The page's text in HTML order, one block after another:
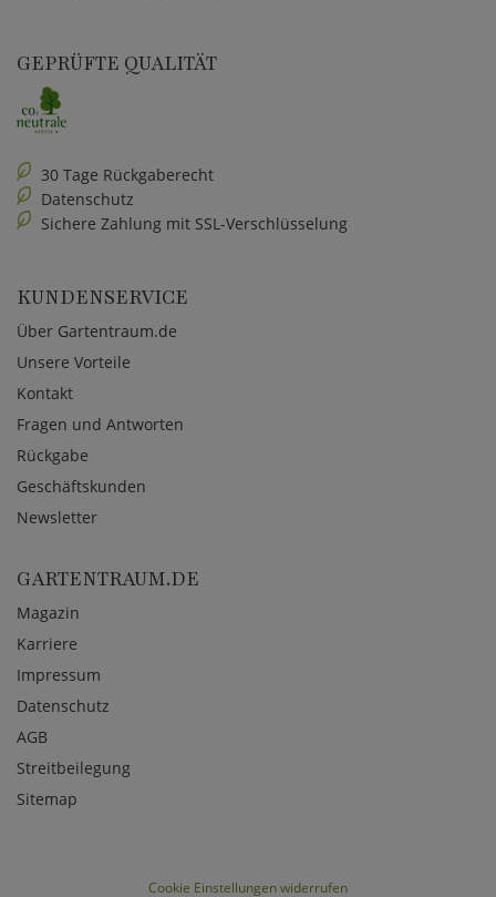
GEPRÜFTE QUALITÄT
30 Tage Rückgaberecht
Datenschutz
Sichere Zahlung mit SSL-Verschlüsselung
KUNDENSERVICE
Über Gartentraum.de
Unsere Vorteile
Kontakt
Fragen und Antworten
Rückgabe
Geschäftskunden
Newsletter
GARTENTRAUM.DE
Magazin
Karriere
Impressum
Datenschutz
AGB
Streitbeilegung
Sitemap
Cookie Einstellungen widerrufen